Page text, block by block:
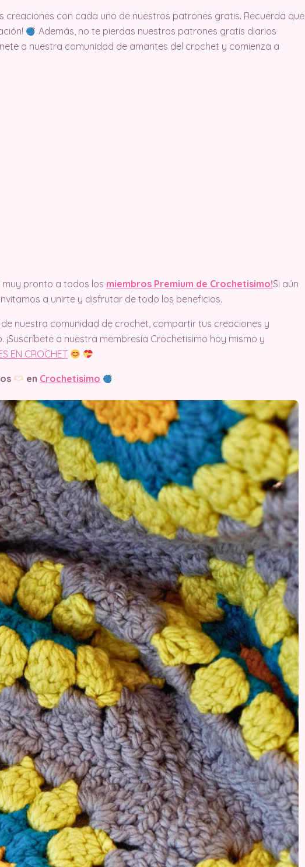
creaciones con cada uno de nuestros patrones gratis. Recuerda que
Además, no te pierdas nuestros patrones gratis diarios
a nuestra comunidad de amantes del crochet y comienza a
pronto a todos los miembros Premium de Crochetisimo!Si aún
a unirte y disfrutar de todo los beneficios.
nuestra comunidad de crochet, compartir tus creaciones y
a nuestra membresía Crochetisimo hoy mismo y
EN CROCHET
en Crochetisimo